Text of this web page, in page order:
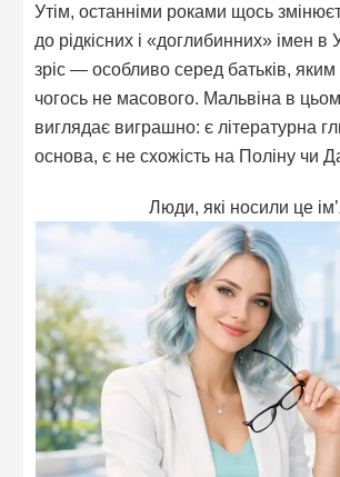
Утім, останніми роками щось
до рідкісних і «доглибинних» імен в
зріс — особливо серед батьків, яким
чогось не масового. Мальвіна в
виглядає виграшно: є літературна
основа, є не схожість на Поліну чи
Люди, які носили це